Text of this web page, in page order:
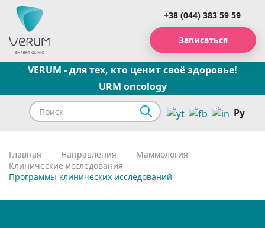
+38 (044) 383 59 59
Записаться
VERUM - для тех, кто ценит своё здоровье!
URM oncology
Ру
Главная Направления
Маммология
Клинические исследования
Программы клинических исследований